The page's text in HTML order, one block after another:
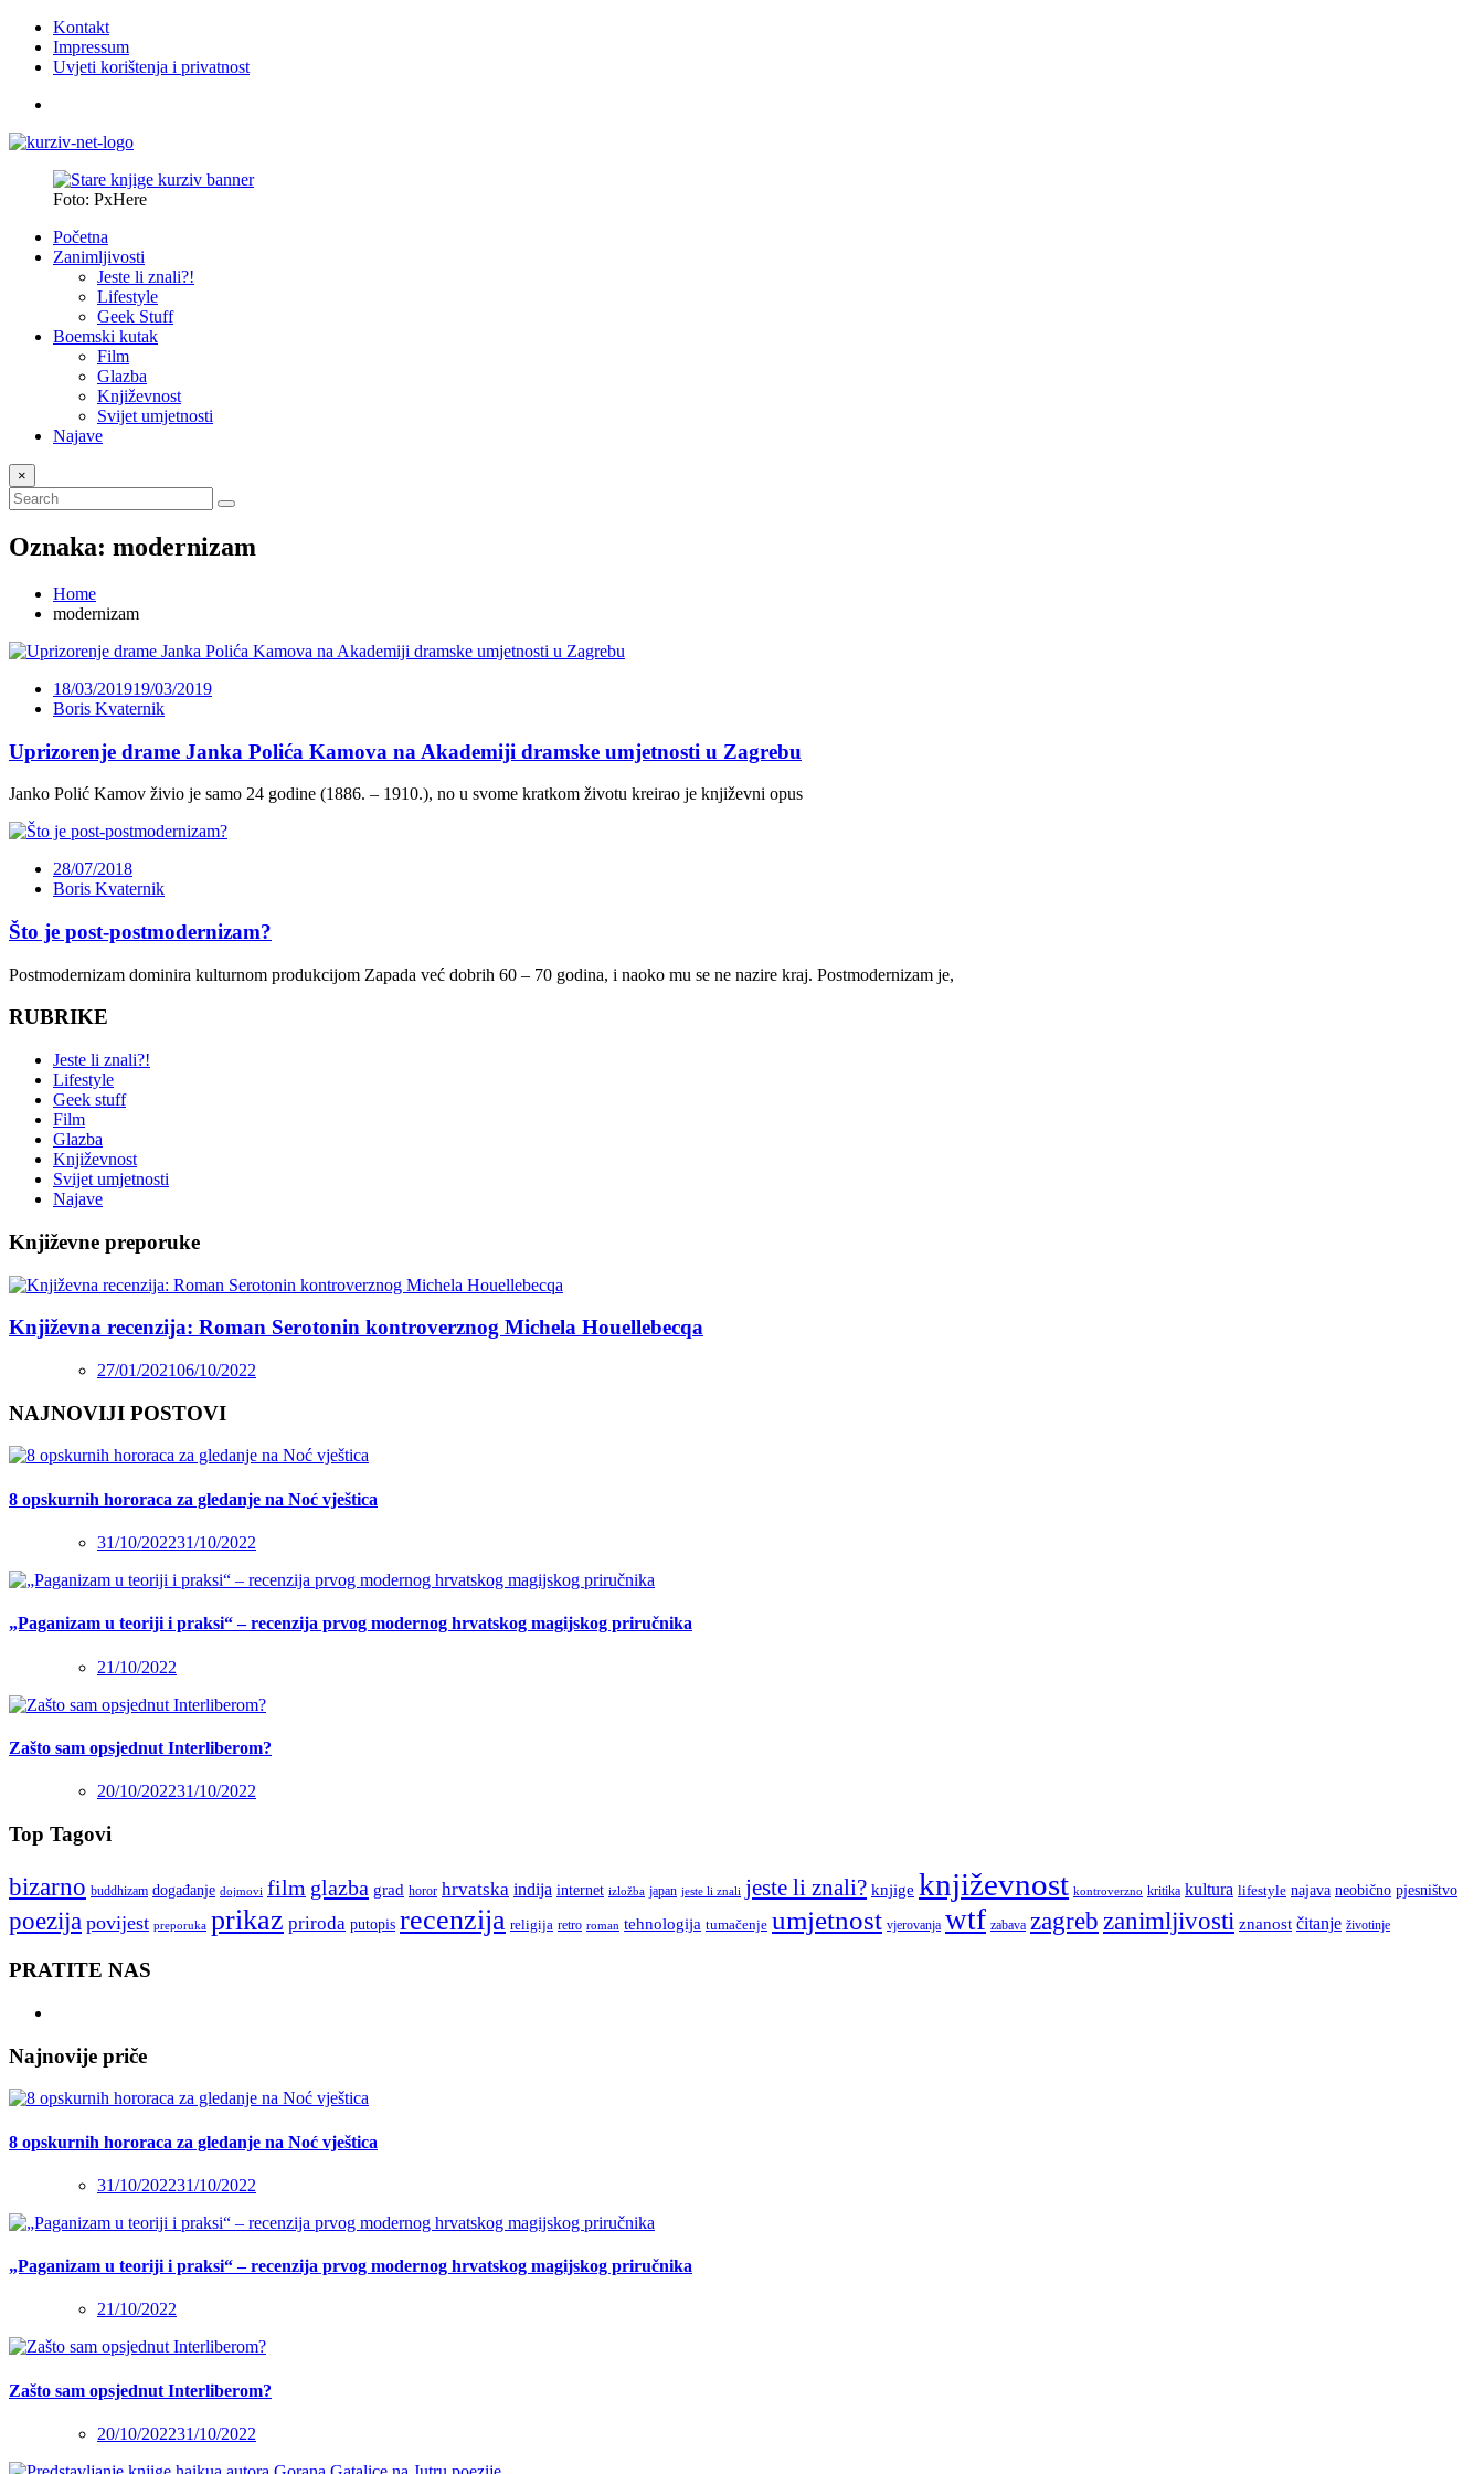
Kontakt
Impressum
Uvjeti korištenja i privatnost
Foto: PxHere
Početna
Zanimljivosti
Jeste li znali?!
Lifestyle
Geek Stuff
Boemski kutak
Film
Glazba
Književnost
Svijet umjetnosti
Najave
×
Oznaka: modernizam
Home
modernizam
18/03/201919/03/2019
Boris Kvaternik
Uprizorenje drame Janka Polića Kamova na Akademiji dramske umjetnosti u Zagrebu
Janko Polić Kamov živio je samo 24 godine (1886. – 1910.), no u svome kratkom životu kreirao je književni opus
28/07/2018
Boris Kvaternik
Što je post-postmodernizam?
Postmodernizam dominira kulturnom produkcijom Zapada već dobrih 60 – 70 godina, i naoko mu se ne nazire kraj. Postmodernizam je,
RUBRIKE
Jeste li znali?!
Lifestyle
Geek stuff
Film
Glazba
Književnost
Svijet umjetnosti
Najave
Književne preporuke
Književna recenzija: Roman Serotonin kontroverznog Michela Houellebecqa
27/01/202106/10/2022
NAJNOVIJI POSTOVI
8 opskurnih hororaca za gledanje na Noć vještica
31/10/202231/10/2022
„Paganizam u teoriji i praksi“ – recenzija prvog modernog hrvatskog magijskog priručnika
21/10/2022
Zašto sam opsjednut Interliberom?
20/10/202231/10/2022
Top Tagovi
bizarno buddhizam događanje dojmovi film glazba grad horor hrvatska indija internet izložba japan jeste li znali jeste li znali? knjige književnost kontroverzno kritika kultura lifestyle najava neobično pjesništvo
poezija povijest preporuka prikaz priroda putopis recenzija religija retro roman tehnologija tumačenje umjetnost vjerovanja wtf zabava zagreb zanimljivosti znanost čitanje životinje
PRATITE NAS
Najnovije priče
8 opskurnih hororaca za gledanje na Noć vještica
31/10/202231/10/2022
„Paganizam u teoriji i praksi“ – recenzija prvog modernog hrvatskog magijskog priručnika
21/10/2022
Zašto sam opsjednut Interliberom?
20/10/202231/10/2022